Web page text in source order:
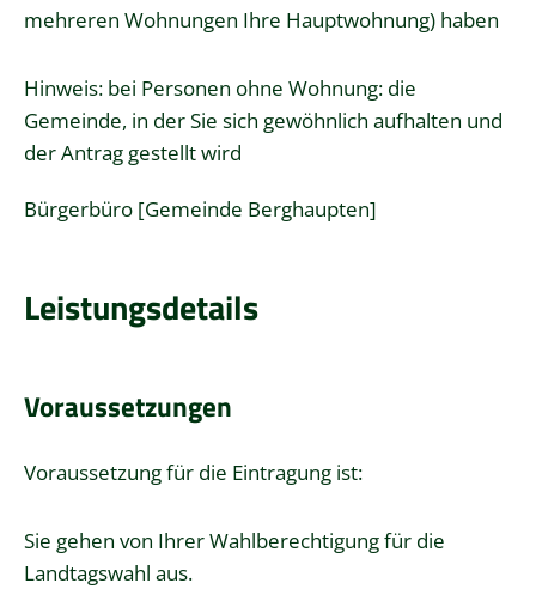
mehreren Wohnungen Ihre Hauptwohnung) haben
Hinweis: bei Personen ohne Wohnung: die
Gemeinde, in der Sie sich gewöhnlich aufhalten und
der Antrag gestellt wird
Bürgerbüro [Gemeinde Berghaupten]
Leistungsdetails
Voraussetzungen
Voraussetzung für die Eintragung ist:
Sie gehen von IhrerWahlberechtigungfür die
Landtagswahl aus.